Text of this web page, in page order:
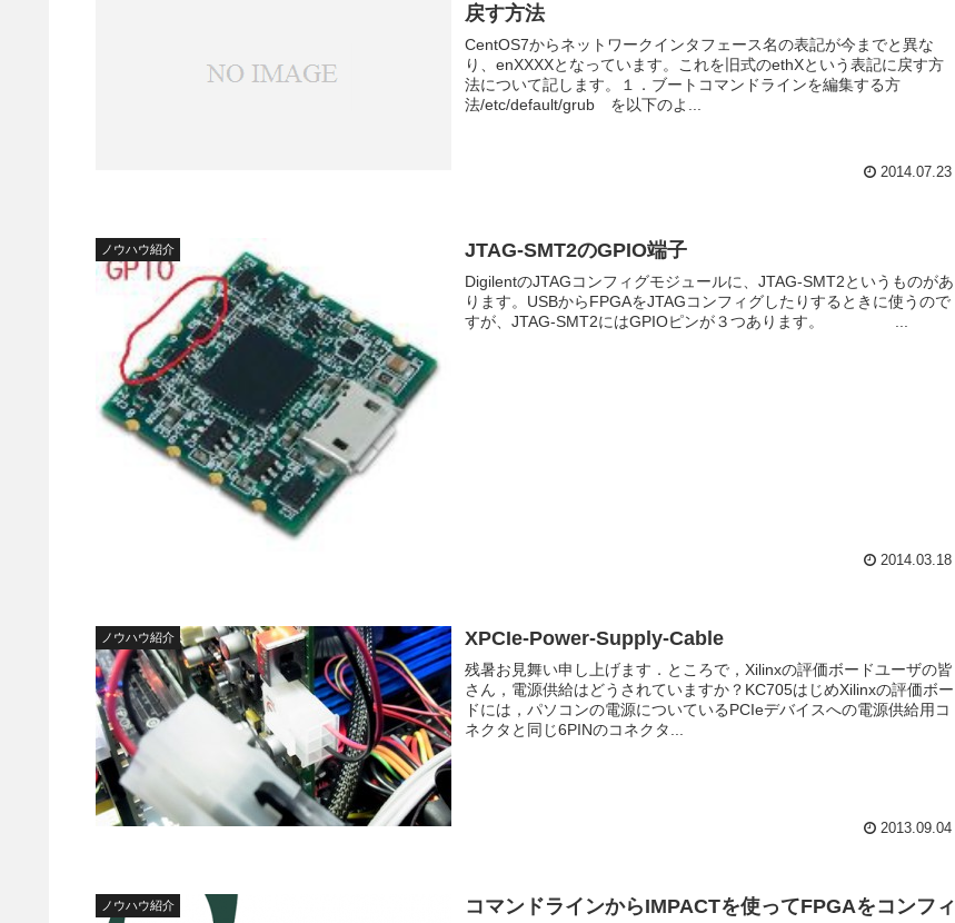
戻す方法
CentOS7からネットワークインタフェース名の表記が今までと異な
り、enXXXXとなっています。これを旧式のethXという表記に戻す方
法について記します。１．ブートコマンドラインを編集する方
法/etc/default/grub を以下のよ...
2014.07.23
ノウハウ紹介 JTAG-SMT2のGPIO端子
DigilentのJTAGコンフィグモジュールに、JTAG-SMT2というものがあ
ります。USBからFPGAをJTAGコンフィグしたりするときに使うので
すが、JTAG-SMT2にはGPIOピンが３つあります。 ...
2014.03.18
ノウハウ紹介 XPCIe-Power-Supply-Cable
残暑お見舞い申し上げます．ところで，Xilinxの評価ボードユーザの皆
さん，電源供給はどうされていますか？KC705はじめXilinxの評価ボー
ドには，パソコンの電源についているPCIeデバイスへの電源供給用コ
ネクタと同じ6PINのコネクタ...
2013.09.04
ノウハウ紹介
コマンドラインからIMPACTを使ってFPGAをコンフィ